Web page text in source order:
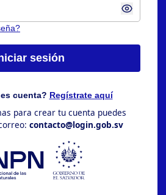
sesión
cuenta? Regístrate aquí
para crear tu cuenta puedes
contacto@login.gob.sv